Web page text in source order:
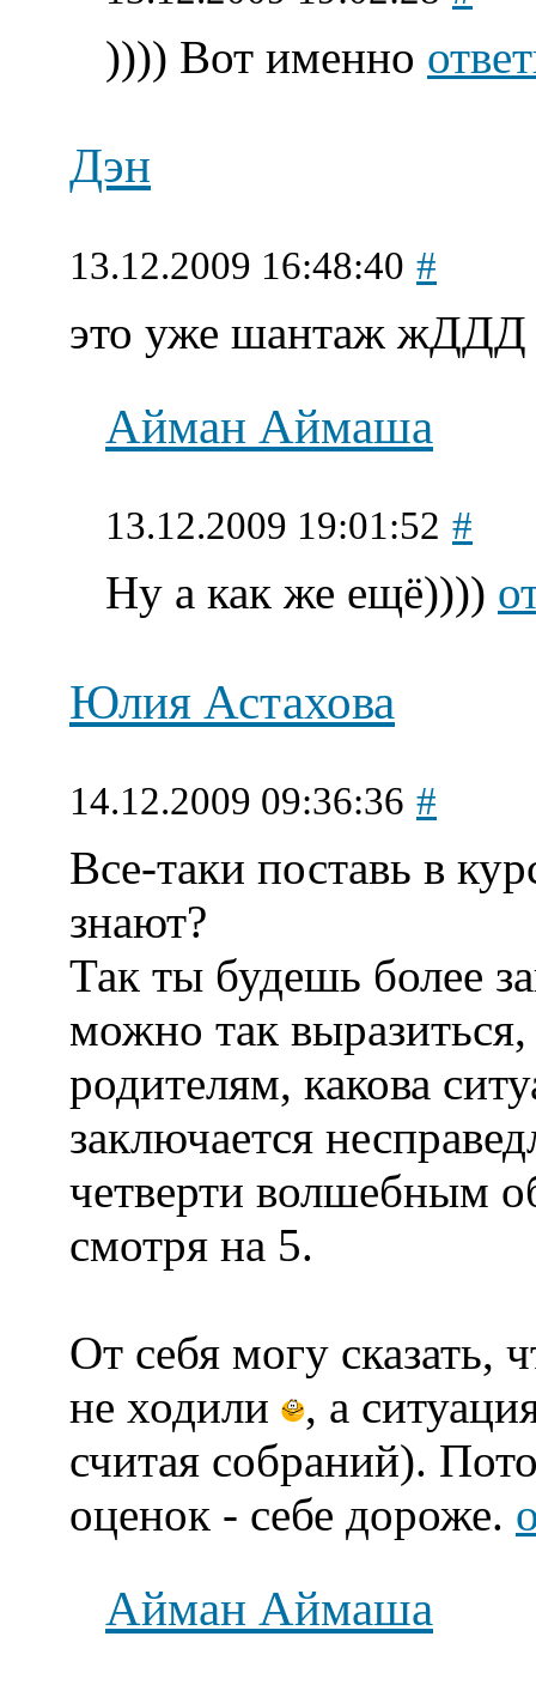
)))) Вот именно
Дэн
13.12.2009 16:48:40 #
это уже шантаж
Айман Аймаша
13.12.2009 19:01:52 #
Ну а как же ещё))))
Юлия Астахова
14.12.2009 09:36:36 #
Все-таки поставь в
знают?
Так ты будешь более
можно так
родителям, какова
заключается
четверти волшебным
смотря на 5.
От себя могу сказать,
не ходили
, а
считая собраний).
оценок - себе дороже.
Айман Аймаша